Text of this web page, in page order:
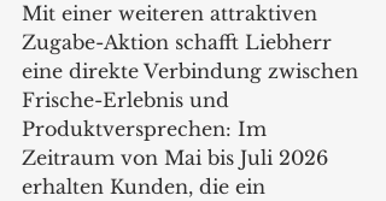
Mit einer weiteren attraktiven
Zugabe-Aktion schafft Liebherr
eine direkte Verbindung zwischen
Frische-Erlebnis und
Produktversprechen: Im
Zeitraum von Mai bis Juli 2026
erhalten Kunden, die ein